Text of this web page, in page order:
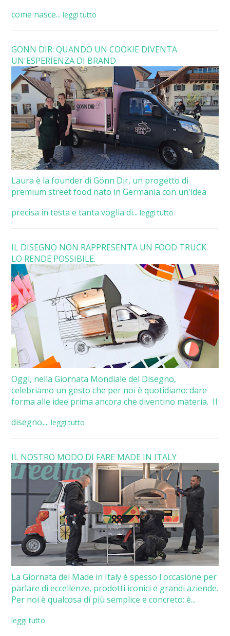
come nasce... leggi tutto
GÖNN DIR: QUANDO UN COOKIE DIVENTA
UN'ESPERIENZA DI BRAND
Laura è la founder di Gönn Dir, un progetto di
premium street food nato in Germania con un'idea
precisa in testa e tanta voglia di... leggi tutto
IL DISEGNO NON RAPPRESENTA UN FOOD TRUCK.
LO RENDE POSSIBILE.
Oggi, nella Giornata Mondiale del Disegno,
celebriamo un gesto che per noi è quotidiano: dare
forma alle idee prima ancora che diventino materia. Il
disegno,... leggi tutto
IL NOSTRO MODO DI FARE MADE IN ITALY
La Giornata del Made in Italy è spesso l'occasione per
parlare di eccellenze, prodotti iconici e grandi aziende.
Per noi è qualcosa di più semplice e concreto: è...
leggi tutto